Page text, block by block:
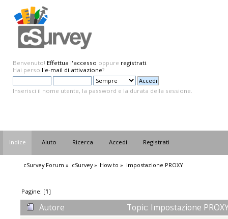
Benvenuto! Effettua l'accesso oppure registrati.
Hai perso l'e-mail di attivazione?
Inserisci il nome utente, la password e la durata della sessione.
Indice Aiuto Ricerca Accedi Registrati
cSurvey Forum » cSurvey» How to » Impostazione PROXY
Pagine: [1]
Autore
Topic: Impostazione